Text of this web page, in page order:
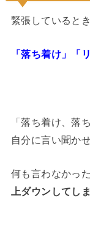
緊張していると
「落ち着け」「
「落ち着け、落
自分に言い聞か
何も言わなかっ
上ダウンしてし